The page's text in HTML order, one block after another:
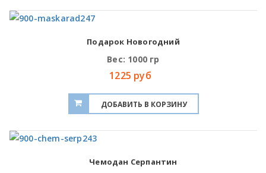
Подарок Новогодний
Вес: 1000 гр
1225 руб
Чемодан Серпантин